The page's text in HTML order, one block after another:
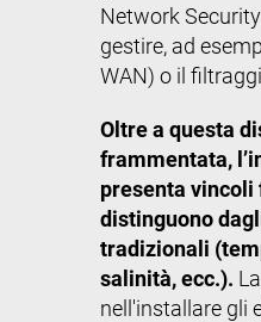
Network
gestire, ad
WAN) o il
Oltre a questa
frammentata,
presenta vincoli
distinguono
tradizionali
salinità, ecc.).
nell'installare gli